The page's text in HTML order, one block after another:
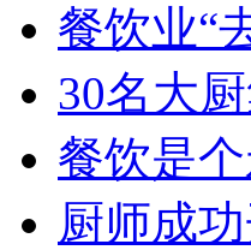
餐饮业“
30名大
餐饮是
厨师成